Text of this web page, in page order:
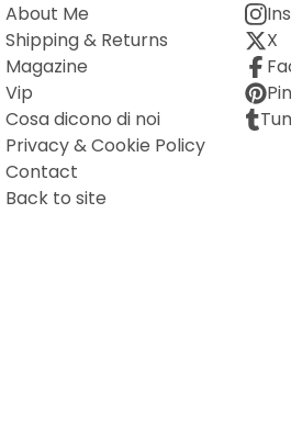
About Me
Shipping & Returns
Magazine
Vip
Cosa dicono di noi
Privacy & Cookie Policy
Contact
Back to site
X